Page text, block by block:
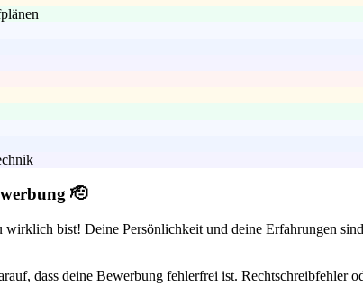
🫡
wirklich bist! Deine Persönlichkeit und deine Erfahrungen
dass deine Bewerbung fehlerfrei ist. Rechtschreibfehler